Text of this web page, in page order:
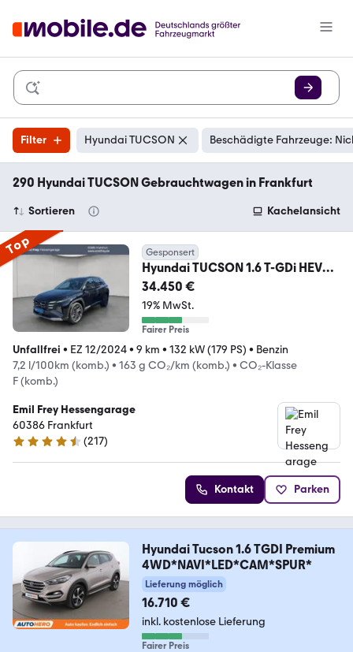
Filter Hyundai TUCSON Beschädigte Fahrzeuge:
290 Hyundai TUCSON Gebrauchtwagen in Frankfurt
Sortieren Kachelansicht
Top Gesponsert
Hyundai TUCSON 1.6 T-GDi HEV
4WD Prime
34.450 €
19% MwSt.
Fairer Preis
Unfallfrei • EZ 12/2024• 9 km • 132 kW (179 PS) • Benzin
7,2 l/100km (komb.) • 163 g CO₂/km (komb.) • CO₂-Klasse
F (komb.)
Emil Frey Hessengarage
60386 Frankfurt
4.4 Sterne
(217)
Kontakt Parken
Hyundai Tucson 1.6 TGDI Premium
4WD*NAVI*LED*CAM*SPUR*
Lieferung möglich
16.710 €
inkl. kostenlose Lieferung
Fairer Preis